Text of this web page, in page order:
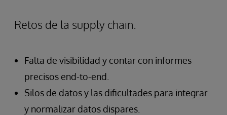
Retos de la supply chain.
Falta de visibilidad y contar con informes
precisos end-to-end.
Silos de datos y las dificultades para integrar
y normalizar datos dispares.